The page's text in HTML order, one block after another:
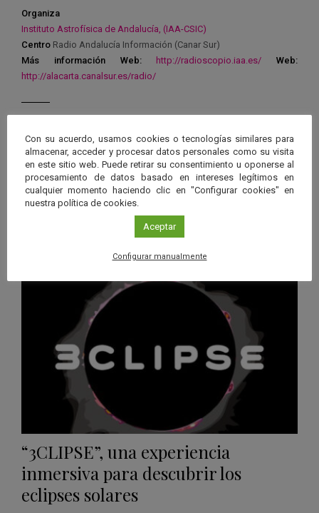
Organiza
Instituto Astrofísica de Andalucía, (IAA-CSIC)
Centro Radio Andalucía Información (Canar Sur)
Más información
Web: http://radioscopio.iaa.es/
Web:
http://alacarta.canalsur.es/radio/
Próximos eventos Ver más
26 JUN 2026 - 26 ENE 2028
Planetario/Gérgal
Sevilla
“3CLIPSE”, una experiencia
inmersiva para descubrir los
eclipses solares
Con su acuerdo, usamos cookies o tecnologías similares para
almacenar, acceder y procesar datos personales como su visita
en este sitio web. Puede retirar su consentimiento u oponerse al
procesamiento de datos basado en intereses legítimos en
cualquier momento haciendo clic en "Configurar cookies" en
nuestra política de cookies.
Aceptar
Configurar manualmente